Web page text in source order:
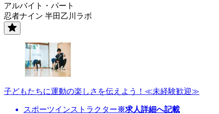
アルバイト・パート
忍者ナイン 半田乙川ラボ
子どもたちに運動の楽しさを伝えよう！≪未経験歓迎≫
スポーツインストラクター※求人詳細へ記載